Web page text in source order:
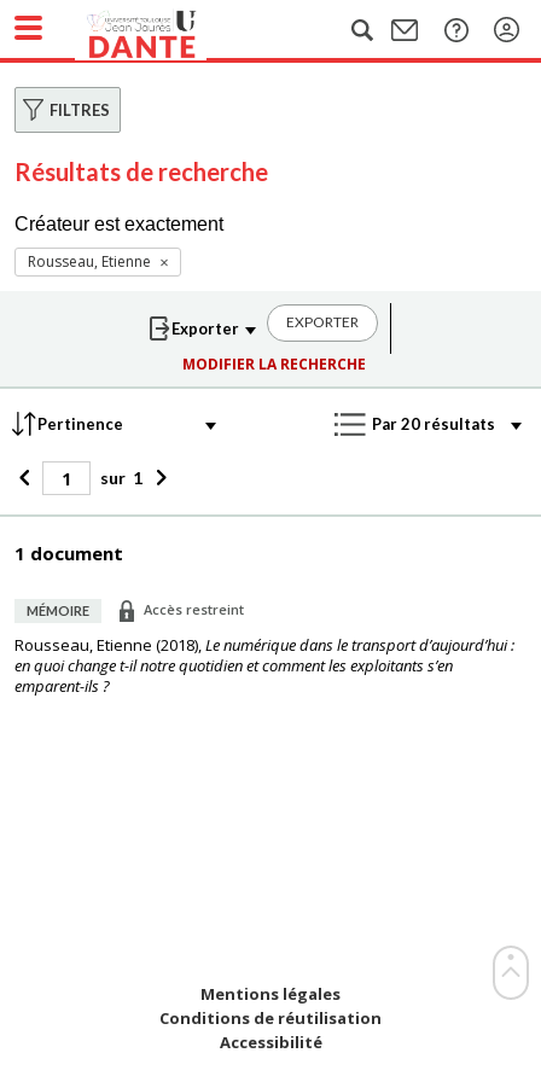
FILTRES
Résultats de recherche
Créateur est exactement
Rousseau, Etienne
EXPORTER
MODIFIER LA RECHERCHE
sur 1
1 document
MÉMOIRE Accès restreint
Rousseau, Etienne (2018),Le numérique dans le transport d’aujourd’hui :
en quoi change t-il notre quotidien et comment les exploitants s’en
emparent-ils ?
Mentions légales
Conditions de réutilisation
Accessibilité